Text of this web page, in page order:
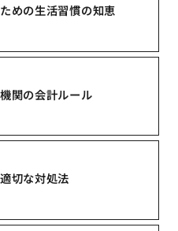
めの生活習慣の知恵
関の会計ルール
切な対処法